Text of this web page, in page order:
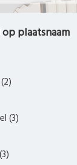
plaatsnaam
(3)